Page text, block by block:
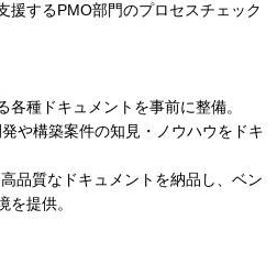
するPMO部門のプロセスチェック
種ドキュメントを事前に整備。
や構築案件の知見・ノウハウをドキ
品質なドキュメントを納品し、ベン
を提供。